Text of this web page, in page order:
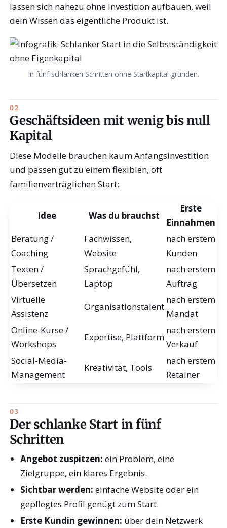
lassen sich nahezu ohne Investition aufbauen, weil
dein Wissen das eigentliche Produkt ist.
In fünf schlanken Schritten ohne Startkapital gründen.
Geschäftsideen mit wenig bis null
Kapital
Diese Modelle brauchen kaum Anfangsinvestition
und passen gut zu einem flexiblen, oft
familienverträglichen Start:
Idee Was du brauchst
Erste
Einnahmen
Beratung /
Coaching
Fachwissen,
Website
nach erstem
Kunden
Texten /
Übersetzen
Sprachgefühl,
Laptop
nach erstem
Auftrag
Virtuelle
Assistenz
Organisationstalent
nach erstem
Mandat
Online-Kurse /
Workshops
Expertise, Plattform
nach erstem
Verkauf
Social-Media-
Management
Kreativität, Tools
nach erstem
Retainer
Der schlanke Start in fünf
Schritten
Angebot zuspitzen: ein Problem, eine
Zielgruppe, ein klares Ergebnis.
Sichtbar werden: einfache Website oder ein
gepflegtes Profil genügt zum Start.
Erste Kundin gewinnen: über dein Netzwerk